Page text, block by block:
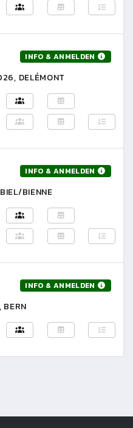
INFO & ANMELDEN
DELÉMONT
INFO & ANMELDEN
BIENNE
INFO & ANMELDEN
BERN